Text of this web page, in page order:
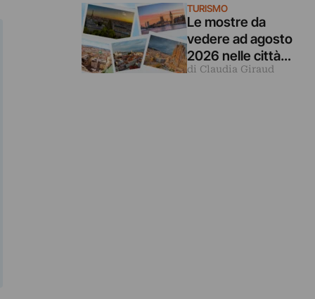
questa mostra a
Venezia
TURISMO
Le mostre da
vedere ad agosto
2026 nelle città
d’arte europee
di Claudia Giraud